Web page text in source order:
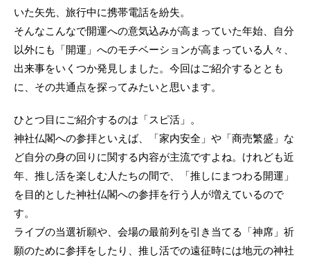
いた矢先、旅行中に携帯電話を紛失。
そんなこんなで開運への意気込みが高まっていた年始、自分
以外にも「開運」へのモチベーションが高まっている人々、
出来事をいくつか発見しました。今回はご紹介するととも
に、その共通点を探ってみたいと思います。
ひとつ目にご紹介するのは「スピ活」。
神社仏閣への参拝といえば、「家内安全」や「商売繁盛」な
ど自分の身の回りに関する内容が主流ですよね。けれども近
年、推し活を楽しむ人たちの間で、「推しにまつわる開運」
を目的とした神社仏閣への参拝を行う人が増えているので
す。
ライブの当選祈願や、会場の最前列を引き当てる「神席」祈
願のために参拝をしたり、推し活での遠征時には地元の神社